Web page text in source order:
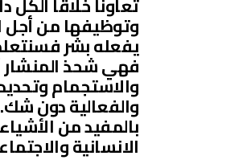
تعاونا خلاقا الكل
وتوظيفها من أجل
يفعله بشر
فهي شحذ المنشار
والاستجمام
والفعالية دون شك.
بالمفيد من
الانسانية